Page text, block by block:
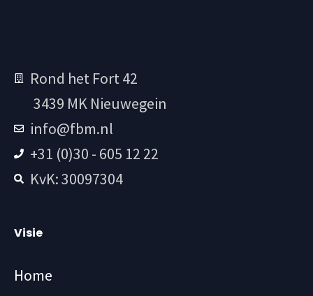
Rond het Fort 42
3439 MK Nieuwegein
info@fbm.nl
+31 (0)30 - 605 12 22
KvK: 30097304
Visie
Home